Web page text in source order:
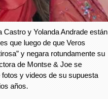
y Yolanda Andrade están
que luego de que Veros
y negara rotundamente su
de Montse & Joe se
y videos de su supuesta
años.